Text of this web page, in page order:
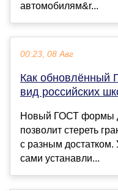
автомобилям&r...
00:23, 08 Авг
Как обновлённый
вид российских
Новый ГОСТ формы
позволит стереть
с разным
сами устанавли...